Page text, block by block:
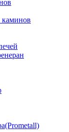
каминов